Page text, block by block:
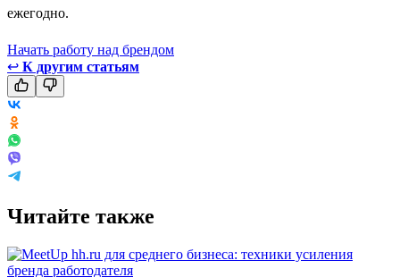
ежегодно.
Начать работу над брендом
↩ К другим статьям
Читайте также